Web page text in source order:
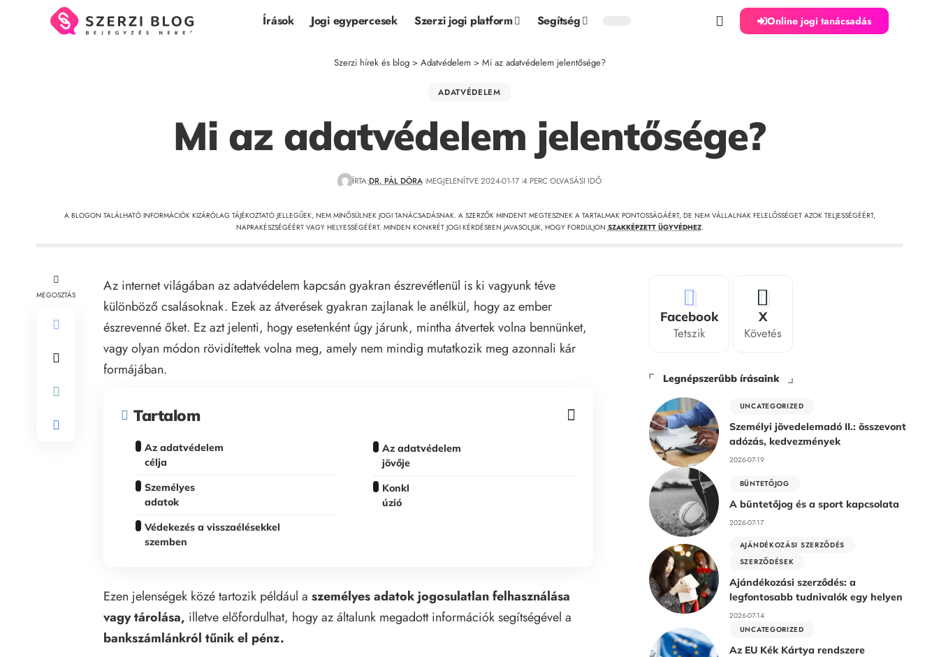
Írások Jogi egypercesek Szerzi jogi platform Segítség Online jogi tanácsadás
Szerzi hírek és blog> Adatvédelem> Mi az adatvédelem jelentősége?
ADATVÉDELEM
Mi az adatvédelem jelentősége?
ÍRTA:DR. PÁL DÓRA MEGJELENÍTVE 2024-01-17 4 PERC OLVASÁSI IDŐ
A BLOGON TALÁLHATÓ INFORMÁCIÓK KIZÁRÓLAG TÁJÉKOZTATÓ JELLEGŰEK, NEM MINŐSÜLNEK JOGI TANÁCSADÁSNAK. A SZERZŐK MINDENT MEGTESZNEK A TARTALMAK PONTOSSÁGÁÉRT, DE NEM VÁLLALNAK FELELŐSSÉGET AZOK TELJESSÉGÉÉRT,
NAPRAKÉSZSÉGÉÉRT VAGY HELYESSÉGÉÉRT. MINDEN KONKRÉT JOGI KÉRDÉSBEN JAVASOLJUK, HOGY FORDULJON SZAKKÉPZETT ÜGYVÉDHEZ.
MEGOSZTÁS
Az internet világában az adatvédelem kapcsán gyakran észrevétlenül is ki vagyunk téve
különböző csalásoknak. Ezek az átverések gyakran zajlanak le anélkül, hogy az ember
észrevenné őket. Ez azt jelenti, hogy esetenként úgy járunk, mintha átvertek volna bennünket,
vagy olyan módon rövidítettek volna meg, amely nem mindig mutatkozik meg azonnali kár
formájában.
Tartalom
Az adatvédelem
célja
Személyes
adatok
Védekezés a visszaélésekkel
szemben
Az adatvédelem
jövője
Konkl
úzió
Ezen jelenségek közé tartozik például a személyes adatok jogosulatlan felhasználása
vagy tárolása, illetve előfordulhat, hogy az általunk megadott információk segítségével a
bankszámlánkról tűnik el pénz.
Facebook
Tetszik
X
Követés
Legnépszerűbb írásaink
UNCATEGORIZED
Személyi jövedelemadó II.: összevont
adózás, kedvezmények
2026-07-19
BÜNTETŐJOG
A büntetőjog és a sport kapcsolata
2026-07-17
AJÁNDÉKOZÁSI SZERZŐDÉS
SZERZŐDÉSEK
Ajándékozási szerződés: a
legfontosabb tudnivalók egy helyen
2026-07-14
UNCATEGORIZED
Az EU Kék Kártya rendszere